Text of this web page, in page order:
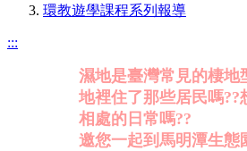
環教遊學課程系列報導
:::
濕地是臺灣常見的棲地
地裡住了那些居民嗎??
相處的日常嗎??
邀您一起到馬明潭生態